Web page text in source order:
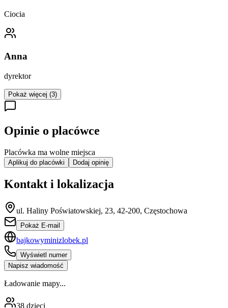
Ciocia
Anna
dyrektor
Pokaż więcej (3)
Opinie o placówce
Placówka ma wolne miejsca
Aplikuj do placówki Dodaj opinię
Kontakt i lokalizacja
ul. Haliny Poświatowskiej, 23, 42-200, Częstochowa
Pokaż E-mail
bajkowyminizlobek.pl
Wyświetl numer
Napisz wiadomość
Ładowanie mapy...
38 dzieci